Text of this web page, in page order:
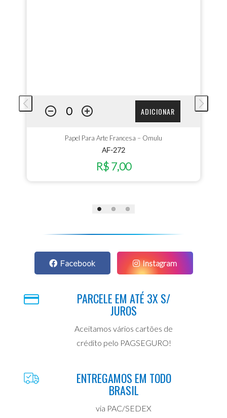
ADICIONAR
Papel Para Arte Francesa – Omulu
AF-272
R$ 7,00
Facebook Instagram
PARCELE EM ATÉ 3X S/
JUROS
Aceitamos vários cartões de
crédito pelo PAGSEGURO!
ENTREGAMOS EM TODO
BRASIL
via PAC/SEDEX